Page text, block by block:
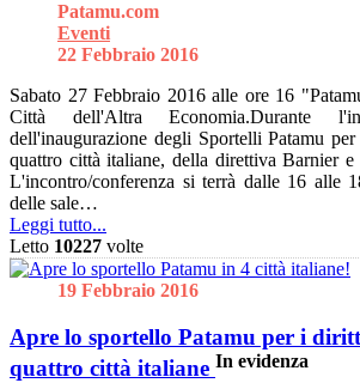
Patamu.com
Eventi
22 Febbraio 2016
Sabato 27 Febbraio 2016 alle ore 16
Città dell'Altra Economia.Durante
dell'inaugurazione degli Sportelli Patamu
quattro città italiane, della direttiva Barnier
L'incontro/conferenza si terrà dalle 16 alle
delle sale…
Leggi tutto...
Letto 10227 volte
19 Febbraio 2016
Apre lo sportello Patamu per i
quattro città italiane In evidenza